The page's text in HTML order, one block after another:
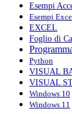
Esempi
Esempi
EXCEL
Foglio di
Python
VISUAL
VISUAL
Windows 10
Windows 11